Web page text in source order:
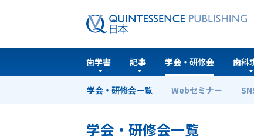
歯学書 記事 学会・研修会
学会・研修会一覧 Webセミナー
歯科
ホーム 学会・研修会一覧
学会・研修会一覧